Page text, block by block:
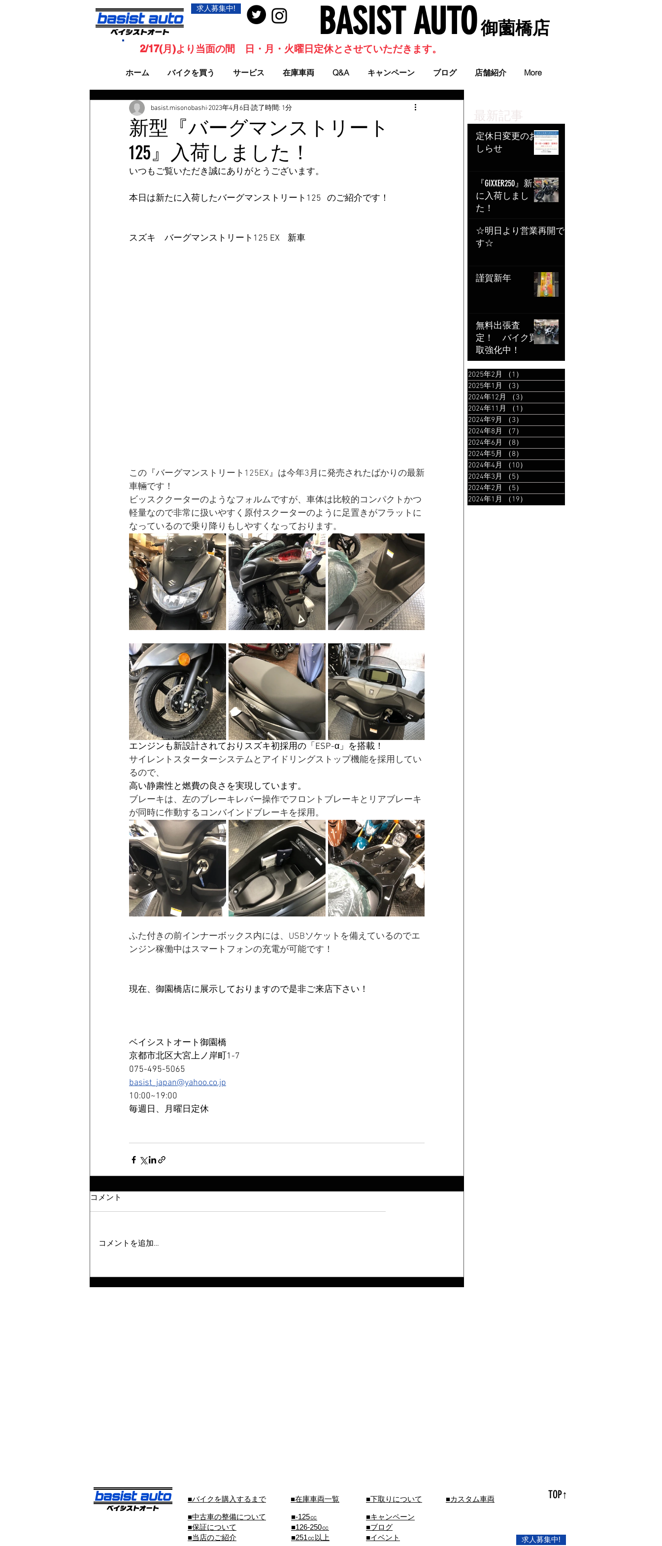
求人募集中! BASIST AUTO​ 御薗橋店
ホーム バイクを買う サービス 在庫車両 Q&A キャンペーン ブログ 店舗紹介 More
2/17(月)より当面の間 日・月・火曜日定休とさせていただきます。
最新記事
定休日変更のお
しらせ
『GIXXER250』新た
に入荷しまし
た！
☆明日より営業再開で
す☆
謹賀新年
無料出張査
定！ バイク買
取強化中！
2025年2月 （1）
2025年1月
（3）
2024年12月
（3）
2024年11月
（1）
2024年9月
（3）
2024年8月
（7）
2024年6月
（8）
2024年5月
（8）
2024年4月
（10）
2024年3月
（5）
2024年2月
（5）
2024年1月
（19）
新型『バーグマンストリート
125』入荷しました！
basist.misonobashi 2023年4月6日 読了時間: 1分
いつもご覧いただき誠にありがとうございます。
本日は新たに入荷したバーグマンストリート125   のご紹介です！
スズキ　バーグマンストリート125 EX    新車
この『バーグマンストリート125EX』は今年3月に発売されたばかりの最新
車輛です！
ビッスククーターのようなフォルムですが、車体は比較的コンパクトかつ
軽量なので非常に扱いやすく原付スクーターのように足置きがフラットに
なっているので乗り降りもしやすくなっております。
エンジンも新設計されておりスズキ初採用の「ESP-α」を搭載！
サイレントスターターシステムとアイドリングストップ機能を採用してい
るので、
高い静粛性と燃費の良さを実現しています。
ブレーキは、左のブレーキレバー操作でフロントブレーキとリアブレーキ
が同時に作動するコンバインドブレーキを採用。
ふた付きの前インナーボックス内には、USBソケットを備えているのでエ
ンジン稼働中はスマートフォンの充電が可能です！
現在、御園橋店に展示しておりますので是非ご来店下さい！
ベイシストオート御園橋
京都市北区大宮上ノ岸町1-7
075-495-5065
basist_japan@yahoo.co.jp
10:00~19:00
毎週日、月曜日定休
コメント
コメントを追加…
■バイクを購入するまで ■在庫車両一覧 ■下取りについて
■中古車の整備について
■保証について
■当店のご紹介
■-125㏄
■126-250㏄
■251㏄以上
■キャンペーン
■ブログ
■イベント
■カスタム車両 TOP↑
求人募集中!